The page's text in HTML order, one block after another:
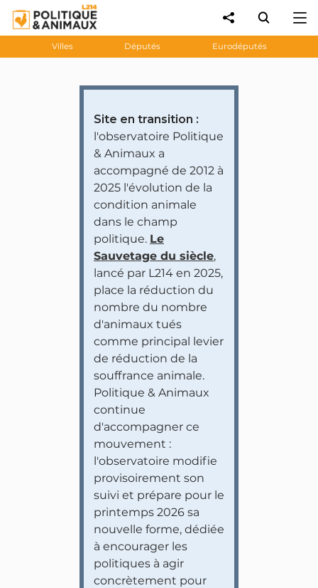
Villes Députés Eurodéputés
Site en transition :
l'observatoire Politique
& Animaux a
accompagné de 2012 à
2025 l'évolution de la
condition animale
dans le champ
politique. Le
Sauvetage du siècle,
lancé par L214 en 2025,
place la réduction du
nombre du nombre
d'animaux tués
comme principal levier
de réduction de la
souffrance animale.
Politique & Animaux
continue
d'accompagner ce
mouvement :
l'observatoire modifie
provisoirement son
suivi et prépare pour le
printemps 2026 sa
nouvelle forme, dédiée
à encourager les
politiques à agir
concrètement pour